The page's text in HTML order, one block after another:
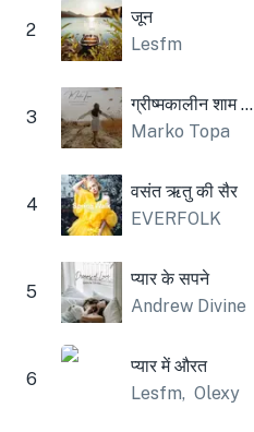
2
जून
Lesfm
3
ग्रीष्मकालीन शाम वाद्य
Marko Topa
4
वसंत ऋतु की सैर
EVERFOLK
5
प्यार के सपने
Andrew Divine
6
प्यार में औरत
Lesfm, Olexy